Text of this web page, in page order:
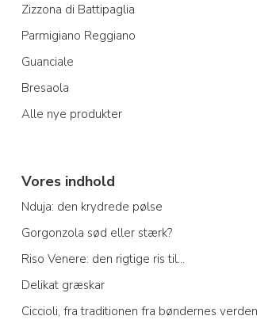
Zizzona di Battipaglia
Parmigiano Reggiano
Guanciale
Bresaola
Alle nye produkter
Vores indhold
Nduja: den krydrede pølse
Gorgonzola sød eller stærk?
Riso Venere: den rigtige ris til...
Delikat græskar
Ciccioli, fra traditionen fra bøndernes verden